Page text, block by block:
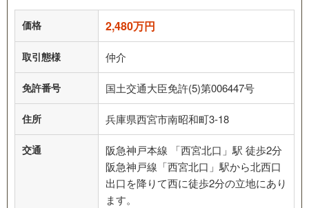
価格 2,480万円
取引態様 仲介
免許番号 国土交通大臣免許(5)第006447号
住所 兵庫県西宮市南昭和町3-18
交通
阪急神戸本線 「西宮北口」駅 徒歩2分
阪急神戸線「西宮北口」駅から北西口
出口を降りて西に徒歩2分の立地にあり
ます。